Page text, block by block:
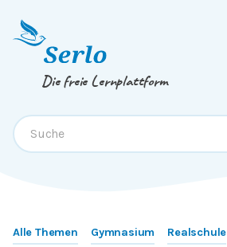
Springe zum
Die freie Lernplattform
Alle Themen Gymnasium Realschule